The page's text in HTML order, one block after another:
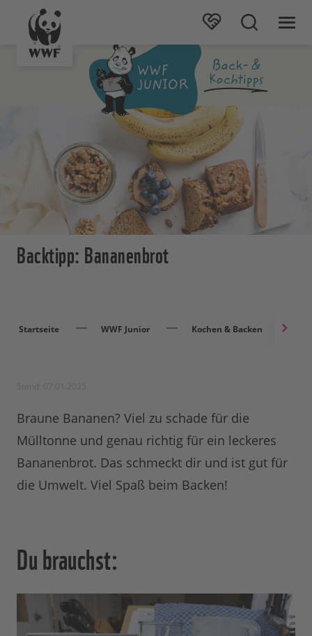
Backtipp: Bananenbrot
Startseite WWF Junior Kochen & Backen
Braune Bananen? Viel zu schade für die
Mülltonne und genau richtig für ein leckeres
Bananenbrot. Das schmeckt dir und ist gut für
die Umwelt. Viel Spaß beim Backen!
Du brauchst: